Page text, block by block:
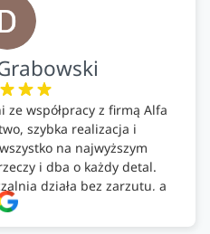
ze współpracy z firmą Alfa
szybka realizacja i
na najwyższym
i dba o każdy detal.
działa bez zarzutu, a
z terminem i
polecamy Alfa Tech